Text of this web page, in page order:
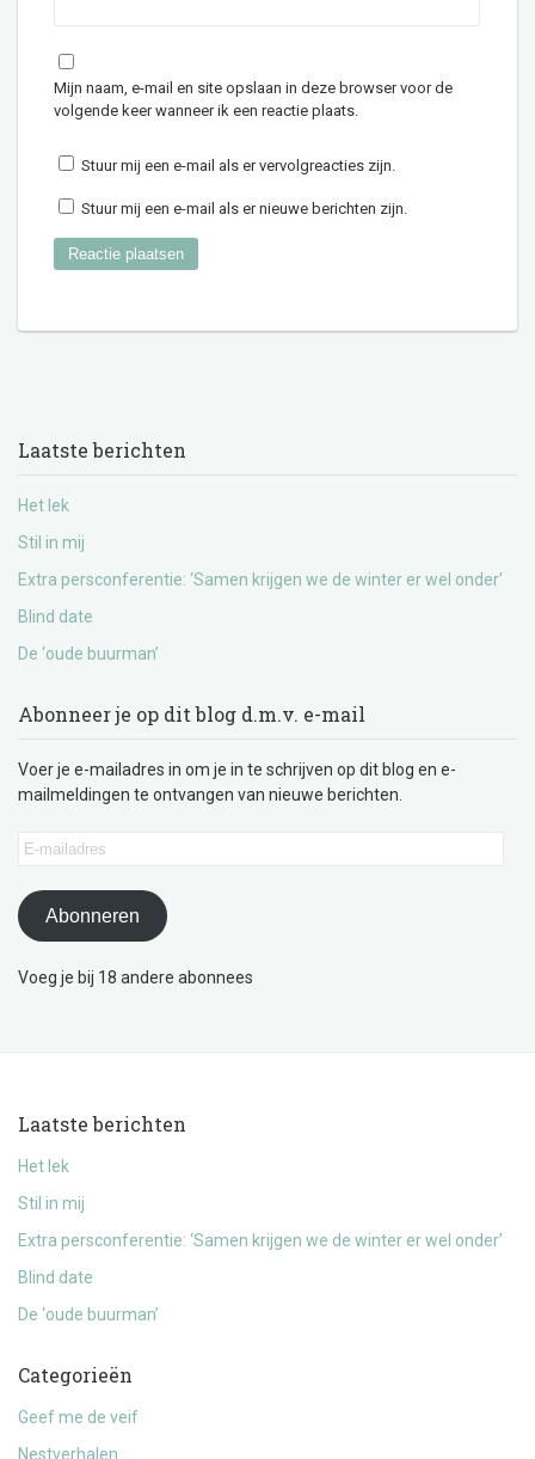
Mijn naam, e-mail en site opslaan in deze browser voor de
volgende keer wanneer ik een reactie plaats.
Stuur mij een e-mail als er vervolgreacties zijn.
Stuur mij een e-mail als er nieuwe berichten zijn.
Laatste berichten
Het lek
Stil in mij
Extra persconferentie: ‘Samen krijgen we de winter er wel onder’
Blind date
De ‘oude buurman’
Abonneer je op dit blog d.m.v. e-mail
Voer je e-mailadres in om je in te schrijven op dit blog en e-
mailmeldingen te ontvangen van nieuwe berichten.
E-
Abonneren
Voeg je bij 18 andere abonnees
Laatste berichten
Het lek
Stil in mij
Extra persconferentie: ‘Samen krijgen we de winter er wel onder’
Blind date
De ‘oude buurman’
Categorieën
Geef me de veif
Nestverhalen